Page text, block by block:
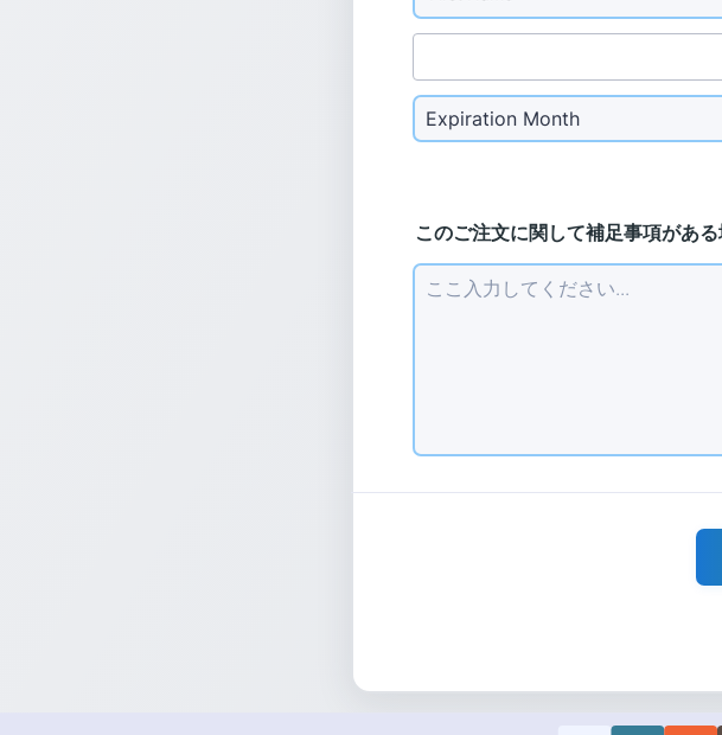
このご注文に関して補足事項がある